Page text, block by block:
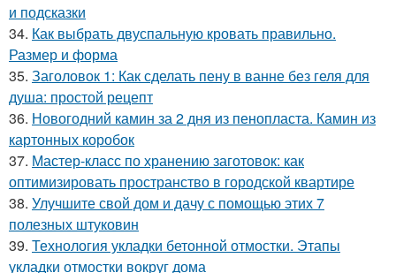
и подсказки
34. Как выбрать двуспальную кровать правильно.
Размер и форма
35. Заголовок 1: Как сделать пену в ванне без геля для
душа: простой рецепт
36. Новогодний камин за 2 дня из пенопласта. Камин из
картонных коробок
37. Мастер-класс по хранению заготовок: как
оптимизировать пространство в городской квартире
38. Улучшите свой дом и дачу с помощью этих 7
полезных штуковин
39. Технология укладки бетонной отмостки. Этапы
укладки отмостки вокруг дома